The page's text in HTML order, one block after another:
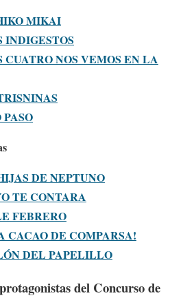
MIKAI
INDIGESTOS
CUATRO NOS VEMOS EN LA
DE NEPTUNO
TE CONTARA
FEBRERO
CACAO DE COMPARSA!
DEL PAPELILLO
del Concurso de